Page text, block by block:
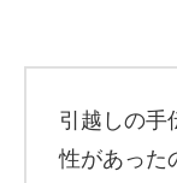
引越しの手
性があった